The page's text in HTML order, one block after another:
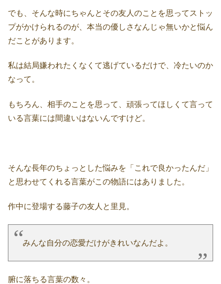
でも、そんな時にちゃんとその友人のことを思ってストッ
プがかけられるのが、本当の優しさなんじゃ無いかと悩ん
だことがあります。
私は結局嫌われたくなくて逃げているだけで、冷たいのか
なって。
もちろん、相手のことを思って、頑張ってほしくて言って
いる言葉には間違いはないんですけど。
そんな長年のちょっとした悩みを「これで良かったんだ」
と思わせてくれる言葉がこの物語にはありました。
作中に登場する藤子の友人と里見。
みんな自分の恋愛だけがきれいなんだよ。
腑に落ちる言葉の数々。